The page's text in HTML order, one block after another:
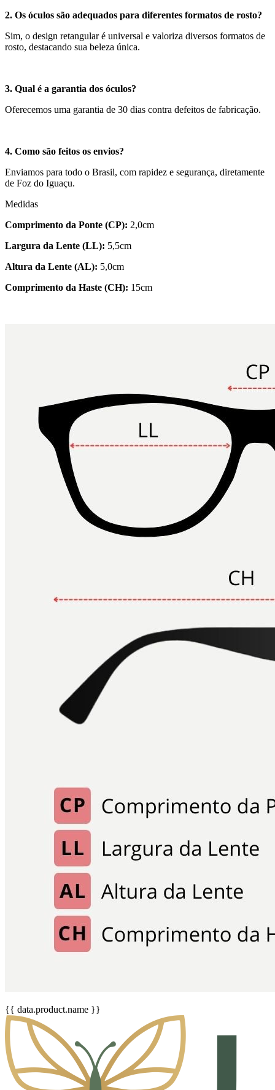
2. Os óculos são adequados para diferentes formatos de rosto?
Sim, o design retangular é universal e valoriza diversos formatos de
rosto, destacando sua beleza única.
3. Qual é a garantia dos óculos?
Oferecemos uma garantia de 30 dias contra defeitos de fabricação.
4. Como são feitos os envios?
Enviamos para todo o Brasil, com rapidez e segurança, diretamente
de Foz do Iguaçu.
Medidas
Comprimento da Ponte (CP): 2,0cm
Largura da Lente (LL): 5,5cm
Altura da Lente (AL): 5,0cm
Comprimento da Haste (CH): 15cm
{{ data.product.name }}